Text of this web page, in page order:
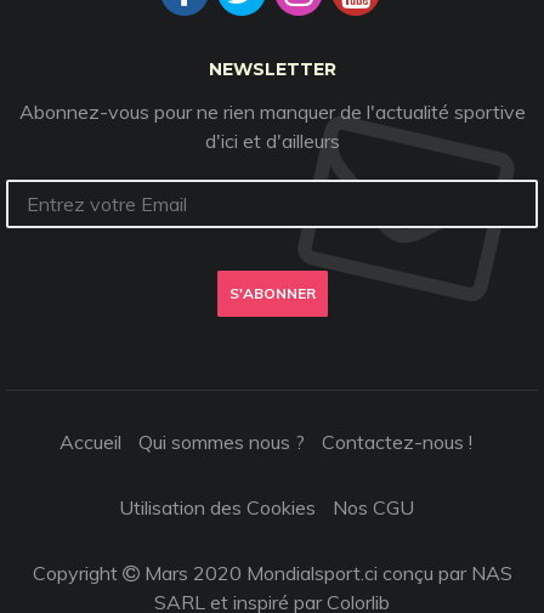
NEWSLETTER
Abonnez-vous pour ne rien manquer de l'actualité sportive
d'ici et d'ailleurs
S'ABONNER
Accueil Qui sommes nous ? Contactez-nous !
Utilisation des Cookies Nos CGU
Copyright
Mars 2020 Mondialsport.ci conçu par NAS
SARL et inspiré parColorlib